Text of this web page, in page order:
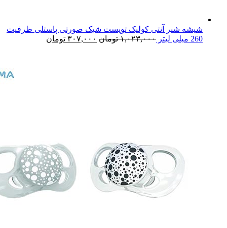
شیشه شیر آنتی کولیک تویست شیک صورتی پاستلی ظرفیت
260 میلی لیتر
۱,۰۲۳,۰۰۰ تومان ۳۰۷,۰۰۰ تومان